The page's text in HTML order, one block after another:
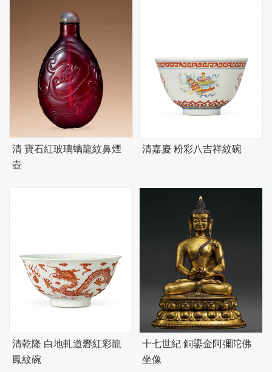
清 寶石紅玻璃螭龍紋鼻煙
壺
清嘉慶 粉彩八吉祥紋碗
清乾隆 白地軋道礬紅彩龍
鳳紋碗
十七世紀 銅鎏金阿彌陀佛
坐像